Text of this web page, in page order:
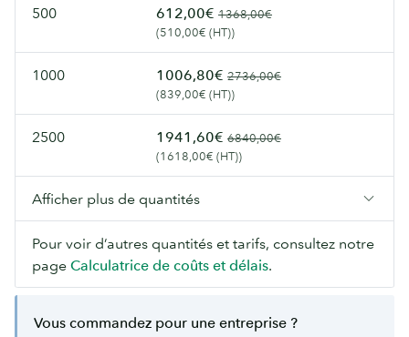
500 612,00€ 1368,00€
(510,00€ (HT))
1000 1006,80€ 2736,00€
(839,00€ (HT))
2500 1941,60€ 6840,00€
(1618,00€ (HT))
Afficher plus de quantités
Pour voir d’autres quantités et tarifs, consultez notre
page Calculatrice de coûts et délais.
Vous commandez pour une entreprise ?